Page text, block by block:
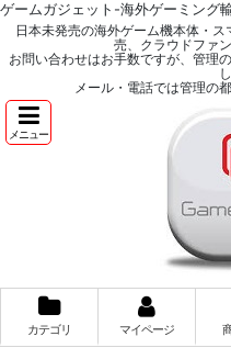
ゲームガジェット-海外ゲーミング
日本未発売の海外ゲーム機本体・
売、クラウドファ
お問い合わせはお手数ですが、管理
メール・電話では管理の
メニュー
カテゴリ マイページ